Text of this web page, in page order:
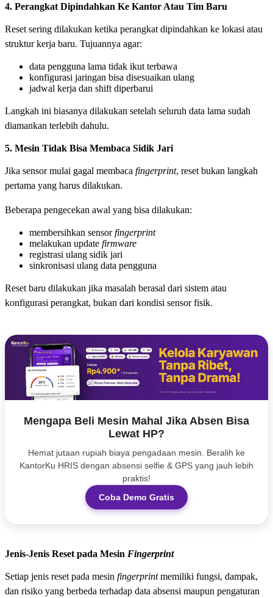
4. Perangkat Dipindahkan Ke Kantor Atau Tim Baru
Reset sering dilakukan ketika perangkat dipindahkan ke lokasi atau
struktur kerja baru. Tujuannya agar:
data pengguna lama tidak ikut terbawa
konfigurasi jaringan bisa disesuaikan ulang
jadwal kerja dan shift diperbarui
Langkah ini biasanya dilakukan setelah seluruh data lama sudah
diamankan terlebih dahulu.
5. Mesin Tidak Bisa Membaca Sidik Jari
Jika sensor mulai gagal membaca fingerprint, reset bukan langkah
pertama yang harus dilakukan.
Beberapa pengecekan awal yang bisa dilakukan:
membersihkan sensorfingerprint
melakukan update firmware
registrasi ulang sidik jari
sinkronisasi ulang data pengguna
Reset baru dilakukan jika masalah berasal dari sistem atau
konfigurasi perangkat, bukan dari kondisi sensor fisik.
Mengapa Beli Mesin Mahal Jika Absen Bisa
Lewat HP?
Hemat jutaan rupiah biaya pengadaan mesin. Beralih ke
KantorKu HRIS dengan absensi selfie & GPS yang jauh lebih
praktis!
Coba Demo Gratis
Jenis-Jenis Reset pada Mesin Fingerprint
Setiap jenis reset pada mesin fingerprintmemiliki fungsi, dampak,
dan risiko yang berbeda terhadap data absensi maupun pengaturan